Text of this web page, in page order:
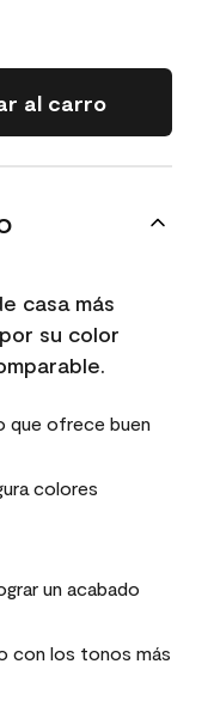
al carro
casa más
su color
que ofrece buen
colores
un acabado
con los tonos más